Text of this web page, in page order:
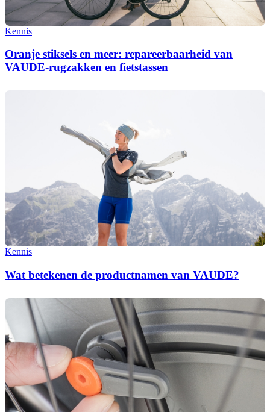
Kennis
Oranje stiksels en meer: repareerbaarheid van
VAUDE-rugzakken en fietstassen
Kennis
Wat betekenen de productnamen van VAUDE?